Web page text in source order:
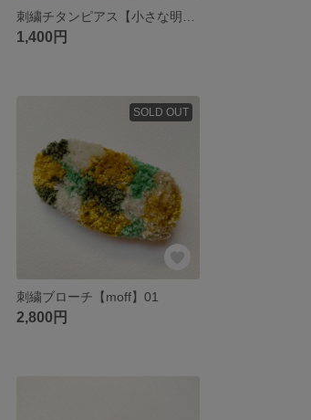
1,400円
SOLD OUT
刺繍ブローチ【moff】01
2,800円